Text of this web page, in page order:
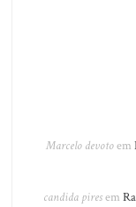
Marcelo devotoem
candida piresem